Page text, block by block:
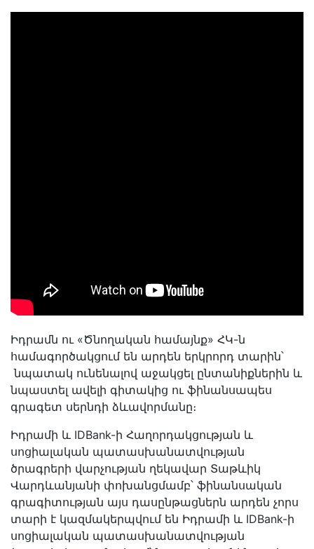
Իդրամն ու «Ծնողական համայնք» ՀԿ-ն
համագործակցում են արդեն երկրորդ տարին՝
նպատակ ունենալով աջակցել ընտանիքներին և
նպաստել ավելի գիտակից ու ֆինանսապես
գրագետ սերնդի ձևավորմանը։
Իդրամի և IDBank-ի Հաղորդակցության և
սոցիալական պատասխանատվության
ծրագրերի վարչության ղեկավար Տաթևիկ
Վարդևանյանի փոխանցմամբ՝ ֆինանսական
գրագիտության այս դասընթացներն արդեն չորս
տարի է կազմակերպվում են Իդրամի և IDBank-ի
սոցիալական պատասխանատվության